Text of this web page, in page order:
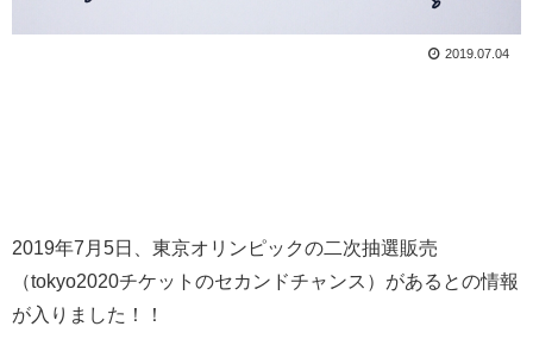
2019.07.04
2019年7月5日、東京オリンピックの二次抽選販売
（tokyo2020チケットのセカンドチャンス）があるとの情報
が入りました！！